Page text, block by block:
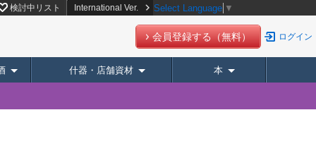
検討中リスト International Ver. Select Language ▼
会員登録する（無料） ログイン
什器・店舗資材 本